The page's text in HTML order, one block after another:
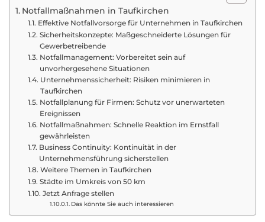
Notfallmaßnahmen in Taufkirchen
Effektive Notfallvorsorge für Unternehmen in Taufkirchen
Sicherheitskonzepte: Maßgeschneiderte Lösungen für
Gewerbetreibende
Notfallmanagement: Vorbereitet sein auf
unvorhergesehene Situationen
Unternehmenssicherheit: Risiken minimieren in
Taufkirchen
Notfallplanung für Firmen: Schutz vor unerwarteten
Ereignissen
Notfallmaßnahmen: Schnelle Reaktion im Ernstfall
gewährleisten
Business Continuity: Kontinuität in der
Unternehmensführung sicherstellen
Weitere Themen in Taufkirchen
Städte im Umkreis von 50 km
Jetzt Anfrage stellen
Das könnte Sie auch interessieren